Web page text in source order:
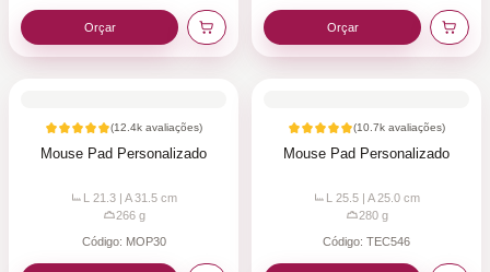
Orçar Orçar
(12.4k avaliações)
Mouse Pad Personalizado
L 21.3 | A 31.5 cm
266g
Código: MOP30
(10.7k avaliações)
Mouse Pad Personalizado
L 25.5 | A 25.0 cm
280g
Código: TEC546